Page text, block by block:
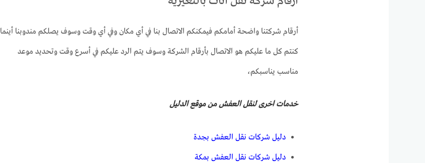
أرقام شركتنا واضحة أمامكم فيمكنكم الاتصال بنا في أي مكان وفي أي وقت وسوف يصلكم مندوبنا أينما
كنتم كل ما عليكم هو الاتصال بأرقام الشركة وسوف يتم الرد عليكم في أسرع وقت وتحديد موعد
مناسب يناسبكم،
خدمات اخرى لنقل العفش من موقعالدليل
دليل شركات نقل العفش بجدة
دليل شركات نقل العفش بمكة